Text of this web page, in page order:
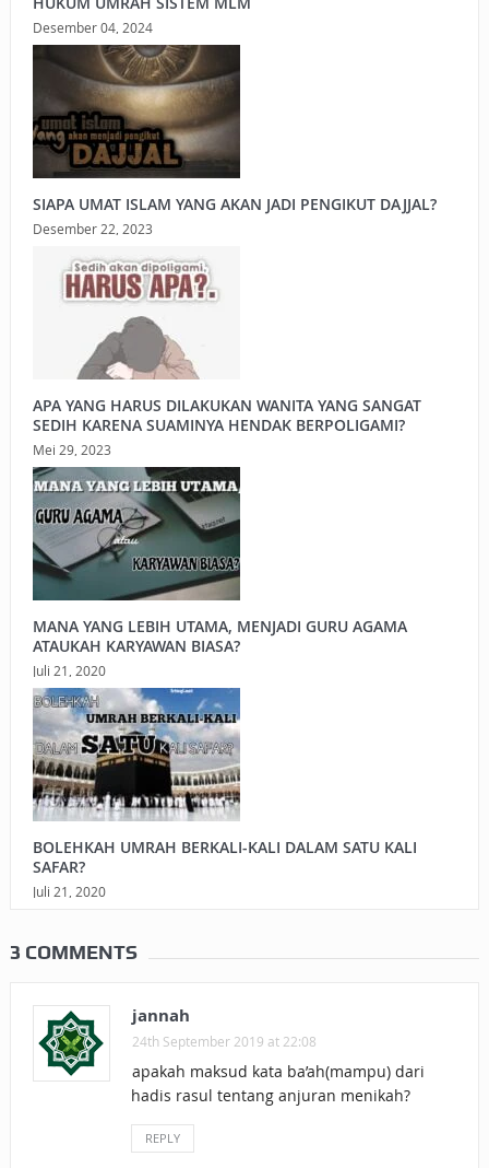
Desember 04, 2024
SIAPA UMAT ISLAM YANG AKAN JADI PENGIKUT DAJJAL?
Desember 22, 2023
APA YANG HARUS DILAKUKAN WANITA YANG SANGAT
SEDIH KARENA SUAMINYA HENDAK BERPOLIGAMI?
Mei 29, 2023
MANA YANG LEBIH UTAMA, MENJADI GURU AGAMA
ATAUKAH KARYAWAN BIASA?
Juli 21, 2020
BOLEHKAH UMRAH BERKALI-KALI DALAM SATU KALI
SAFAR?
Juli 21, 2020
3 COMMENTS
jannah
24th September 2019 at 22:08
apakah maksud kata ba’ah(mampu) dari
hadis rasul tentang anjuran menikah?
REPLY